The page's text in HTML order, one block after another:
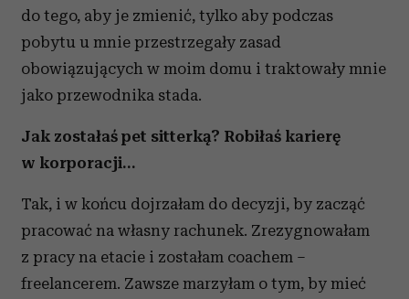
do tego, aby je zmienić, tylko aby podczas
pobytu u mnie przestrzegały zasad
obowiązujących w moim domu i traktowały mnie
jako przewodnika stada.
Jak zostałaś pet sitterką? Robiłaś karierę
w korporacji…
Tak, i w końcu dojrzałam do decyzji, by zacząć
pracować na własny rachunek. Zrezygnowałam
z pracy na etacie i zostałam coachem –
freelancerem. Zawsze marzyłam o tym, by mieć